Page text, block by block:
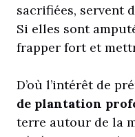
sacrifiées, servent
Si elles sont
frapper fort et
D’où l’intérêt de
de plantation
terre autour de la